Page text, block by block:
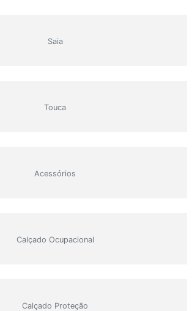
Saia
Touca
Acessórios
Calçado Ocupacional
Calçado Proteção